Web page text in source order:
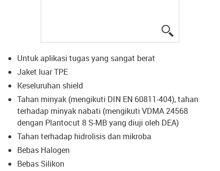
Untuk aplikasi tugas yang sangat berat
Jaket luar TPE
Keseluruhan shield
Tahan minyak (mengikuti DIN EN 60811-404), tahan
terhadap minyak nabati (mengikuti VDMA 24568
dengan Plantocut 8 S-MB yang diuji oleh DEA)
Tahan terhadap hidrolisis dan mikroba
Bebas Halogen
Bebas Silikon